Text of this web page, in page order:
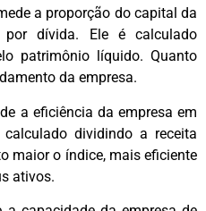
a proporção do capital da
dívida. Ele é calculado
patrimônio líquido. Quanto
da empresa.
a eficiência da empresa em
dividindo a receita
maior o índice, mais eficiente
ativos.